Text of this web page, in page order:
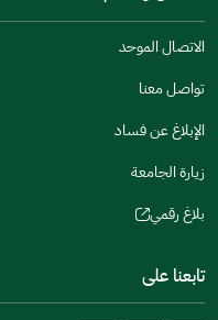
window)
window)
الاتصال الموحد
تواصل معنا
الإبلاغ عن فساد
زيارة الجامعة
بلاغ رقمي
(opens
new
تابعنا على